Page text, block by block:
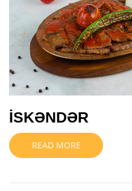
İSKƏNDƏR
READ MORE